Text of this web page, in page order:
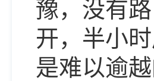
豫，没有
开， 半小
是难以逾